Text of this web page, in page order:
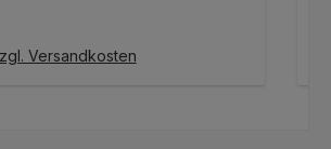
Versandkosten